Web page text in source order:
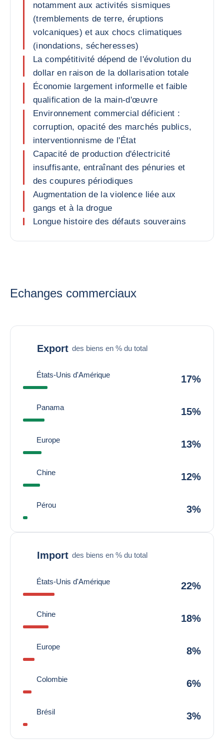
notamment aux activités sismiques
(tremblements de terre, éruptions
volcaniques) et aux chocs climatiques
(inondations, sécheresses)
La compétitivité dépend de l'évolution du
dollar en raison de la dollarisation totale
Économie largement informelle et faible
qualification de la main-d'œuvre
Environnement commercial déficient :
corruption, opacité des marchés publics,
interventionnisme de l'État
Capacité de production d'électricité
insuffisante, entraînant des pénuries et
des coupures périodiques
Augmentation de la violence liée aux
gangs et à la drogue
Longue histoire des défauts souverains
Echanges commerciaux
Export des biens en % du total
États-Unis d'Amérique 17%
Panama 15%
Europe 13%
Chine 12%
Pérou 3%
Import des biens en % du total
États-Unis d'Amérique 22%
Chine 18%
Europe 8%
Colombie 6%
Brésil 3%